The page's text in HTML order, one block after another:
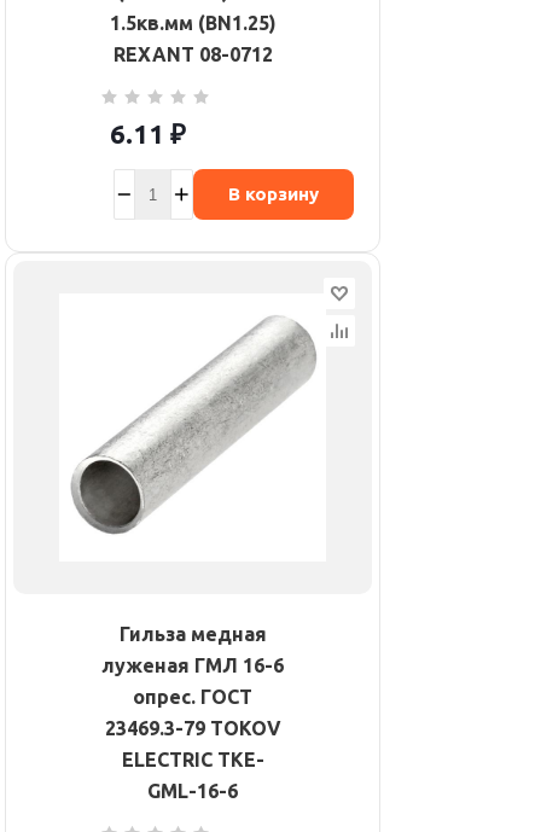
1.5кв.мм (BN1.25)
REXANT 08-0712
6.11 ₽
В корзину
Гильза медная
луженая ГМЛ 16-6
опрес. ГОСТ
23469.3-79 TOKOV
ELECTRIC TKE-
GML-16-6